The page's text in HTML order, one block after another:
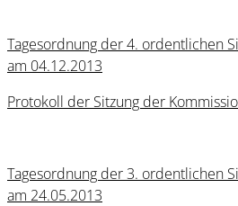
Tagesordnung der 4. ordentlichen
am 04.12.2013
Protokoll der Sitzung der
Tagesordnung der 3. ordentlichen
am 24.05.2013